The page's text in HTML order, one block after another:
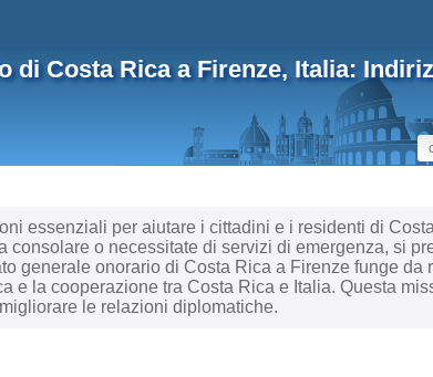
di Costa Rica a Firenze, Italia:
essenziali per aiutare i cittadini e i residenti di
consolare o necessitate di servizi di emergenza, si
generale onorario di Costa Rica a Firenze funge da
e la cooperazione tra Costa Rica e Italia. Questa
le relazioni diplomatiche.